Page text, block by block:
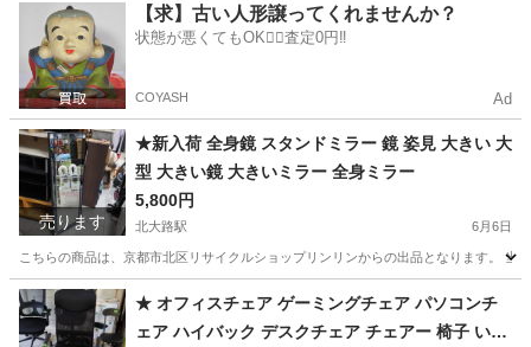
京都市 北大路駅 家具 チューブラル
【求】古い人形譲ってくれませんか？
状態が悪くてもOK🙆‍♀️査定0円‼️
COYASH Ad
売ります
★新入荷 全身鏡 スタンドミラー 鏡 姿見 大きい 大
型 大きい鏡 大きいミラー 全身ミラー
5,800円
北大路駅 6月6日
こちらの商品は、京都市北区リサイクルショップリンリンからの出品となります。
京都 京都市 北大路駅 ミラー/鏡 ミラー
★ オフィスチェア ゲーミングチェア パソコンチ
ェア ハイバック デスクチェア チェアー 椅子 いす